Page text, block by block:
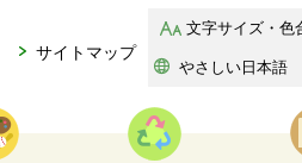
サイトマップ
文字サイズ・色
やさしい日本語